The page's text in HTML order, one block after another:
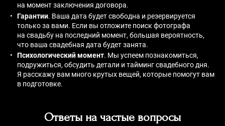
на момент заключения договора.
Гарантии. Ваша дата будет свободна и резервируется
только за вами. Если вы отложите поиск фотографа
на свадьбу на последний момент, большая вероятность,
что ваша свадебная дата будет занята.
Психологический момент. Мы успеем познакомиться,
подружиться, обсудить детали и тайминг свадебного дня.
Я расскажу вам много крутых вещей, которые помогут вам
в подготовке.
Ответы на частые вопросы